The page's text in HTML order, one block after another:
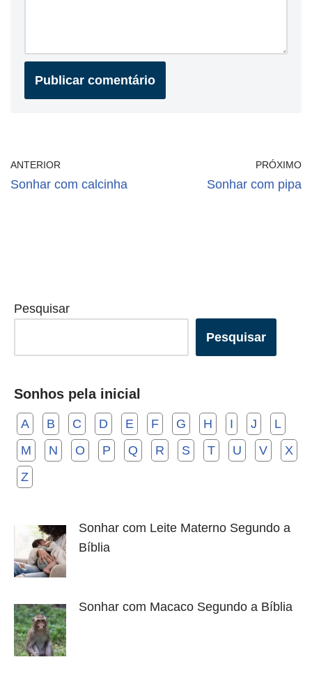
ANTERIOR
Sonhar com calcinha
PRÓXIMO
Sonhar com pipa
Pesquisar
Pesquisar
Sonhos pela inicial
A B C D E F G H I J
L
M
N O P Q R S T U V
X
Z
Sonhar com Leite Materno Segundo a
Bíblia
Sonhar com Macaco Segundo a Bíblia